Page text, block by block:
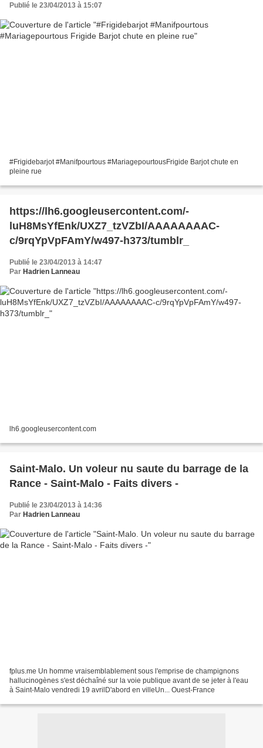
Publié le 23/04/2013 à 15:07
#Frigidebarjot #Manifpourtous #MariagepourtousFrigide Barjot chute en
pleine rue
https://lh6.googleusercontent.com/-
luH8MsYfEnk/UXZ7_tzVZbI/AAAAAAAAC-
c/9rqYpVpFAmY/w497-h373/tumblr_
Publié le 23/04/2013 à 14:47
Par Hadrien Lanneau
lh6.googleusercontent.com
Saint-Malo. Un voleur nu saute du barrage de la
Rance - Saint-Malo - Faits divers -
Publié le 23/04/2013 à 14:36
Par Hadrien Lanneau
fplus.me Un homme vraisemblablement sous l'emprise de champignons
hallucinogènes s'est déchaîné sur la voie publique avant de se jeter à l'eau
à Saint-Malo vendredi 19 avrilD'abord en villeUn... Ouest-France